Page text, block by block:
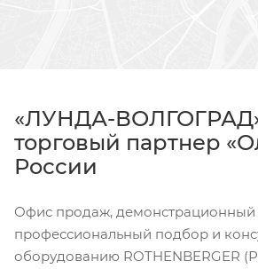
«ЛУНДА-
торговый партнер
России
Офис продаж, демонстрационный
профессиональный подбор и
оборудованию ROTHENBERGER